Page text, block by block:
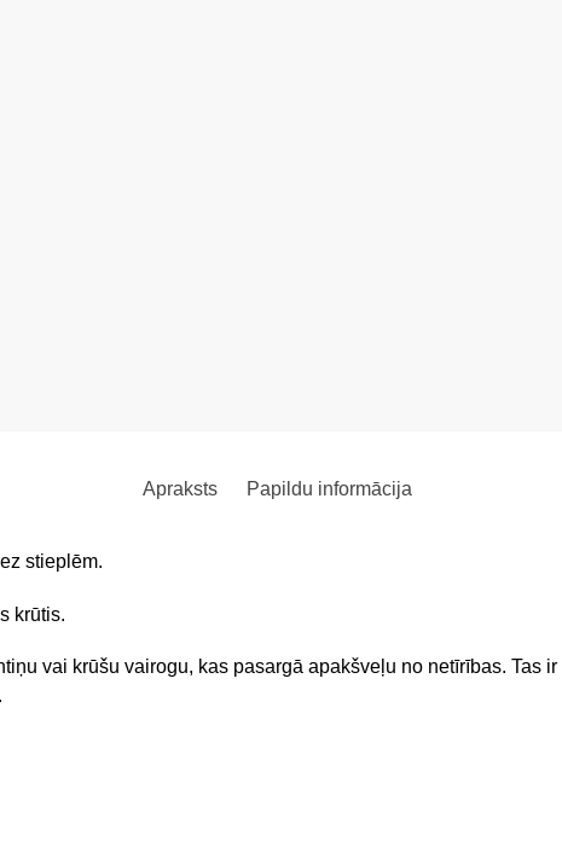
Apraksts Papildu informācija
stieplēm.
krūtis.
vai krūšu vairogu, kas pasargā apakšveļu no netīrības. Tas